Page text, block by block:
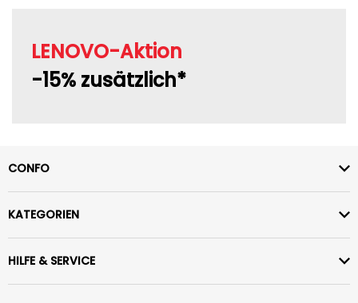
LENOVO-Aktion
-15% zusätzlich*
CONFO
KATEGORIEN
HILFE & SERVICE